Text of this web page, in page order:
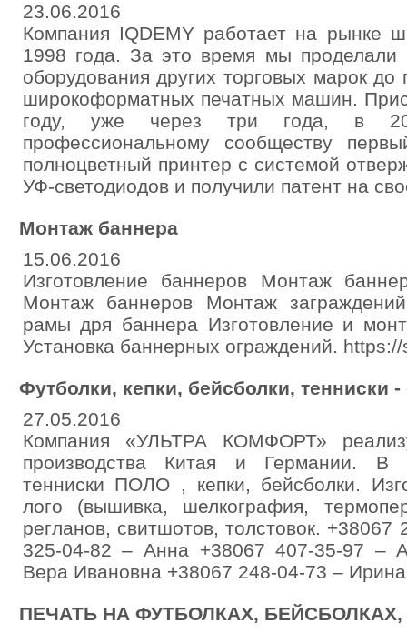
23.06.2016
Компания IQDEMY работает на рынке
1998 года. За это время мы проделали
оборудования других торговых марок до
широкоформатных печатных машин.
году, уже через три года, в
профессиональному сообществу
полноцветный принтер с системой
УФ-светодиодов и получили патент на
Монтаж баннера
15.06.2016
Изготовление баннеров Монтаж
Монтаж баннеров Монтаж
рамы дря баннера Изготовление и
Установка баннерных ограждений.
Футболки, кепки, бейсболки, тенниски -
27.05.2016
Компания «УЛЬТРА КОМФОРТ»
производства Китая и Германии. В
тенниски ПОЛО , кепки, бейсболки.
лого (вышивка, шелкография,
регланов, свитшотов, толстовок.
325-04-82 – Анна +38067 407-35-97 –
Вера Ивановна +38067 248-04-73 – Ирина
ПЕЧАТЬ НА ФУТБОЛКАХ,